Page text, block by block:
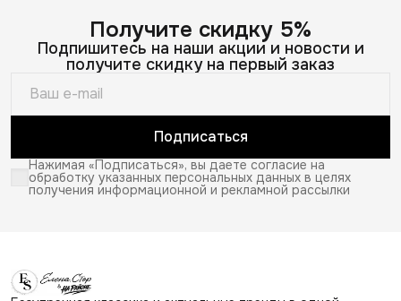
Получите скидку 5%
Подпишитесь на наши акции и новости и
получите скидку на первый заказ
Подписаться
Нажимая «Подписаться», вы даете согласие на
обработку указанных персональных данных в целях
получения информационной и рекламной рассылки